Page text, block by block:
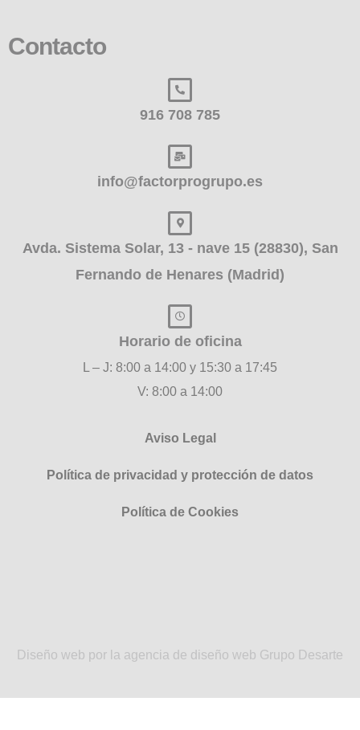
Contacto
916 708 785
info@factorprogrupo.es
Avda. Sistema Solar, 13 - nave 15 (28830), San
Fernando de Henares (Madrid)
Horario de oficina
L – J: 8:00 a 14:00 y 15:30 a 17:45
V: 8:00 a 14:00
Aviso Legal
Política de privacidad y protección de datos
Política de Cookies
Diseño web por la agencia de diseño web Grupo Desarte